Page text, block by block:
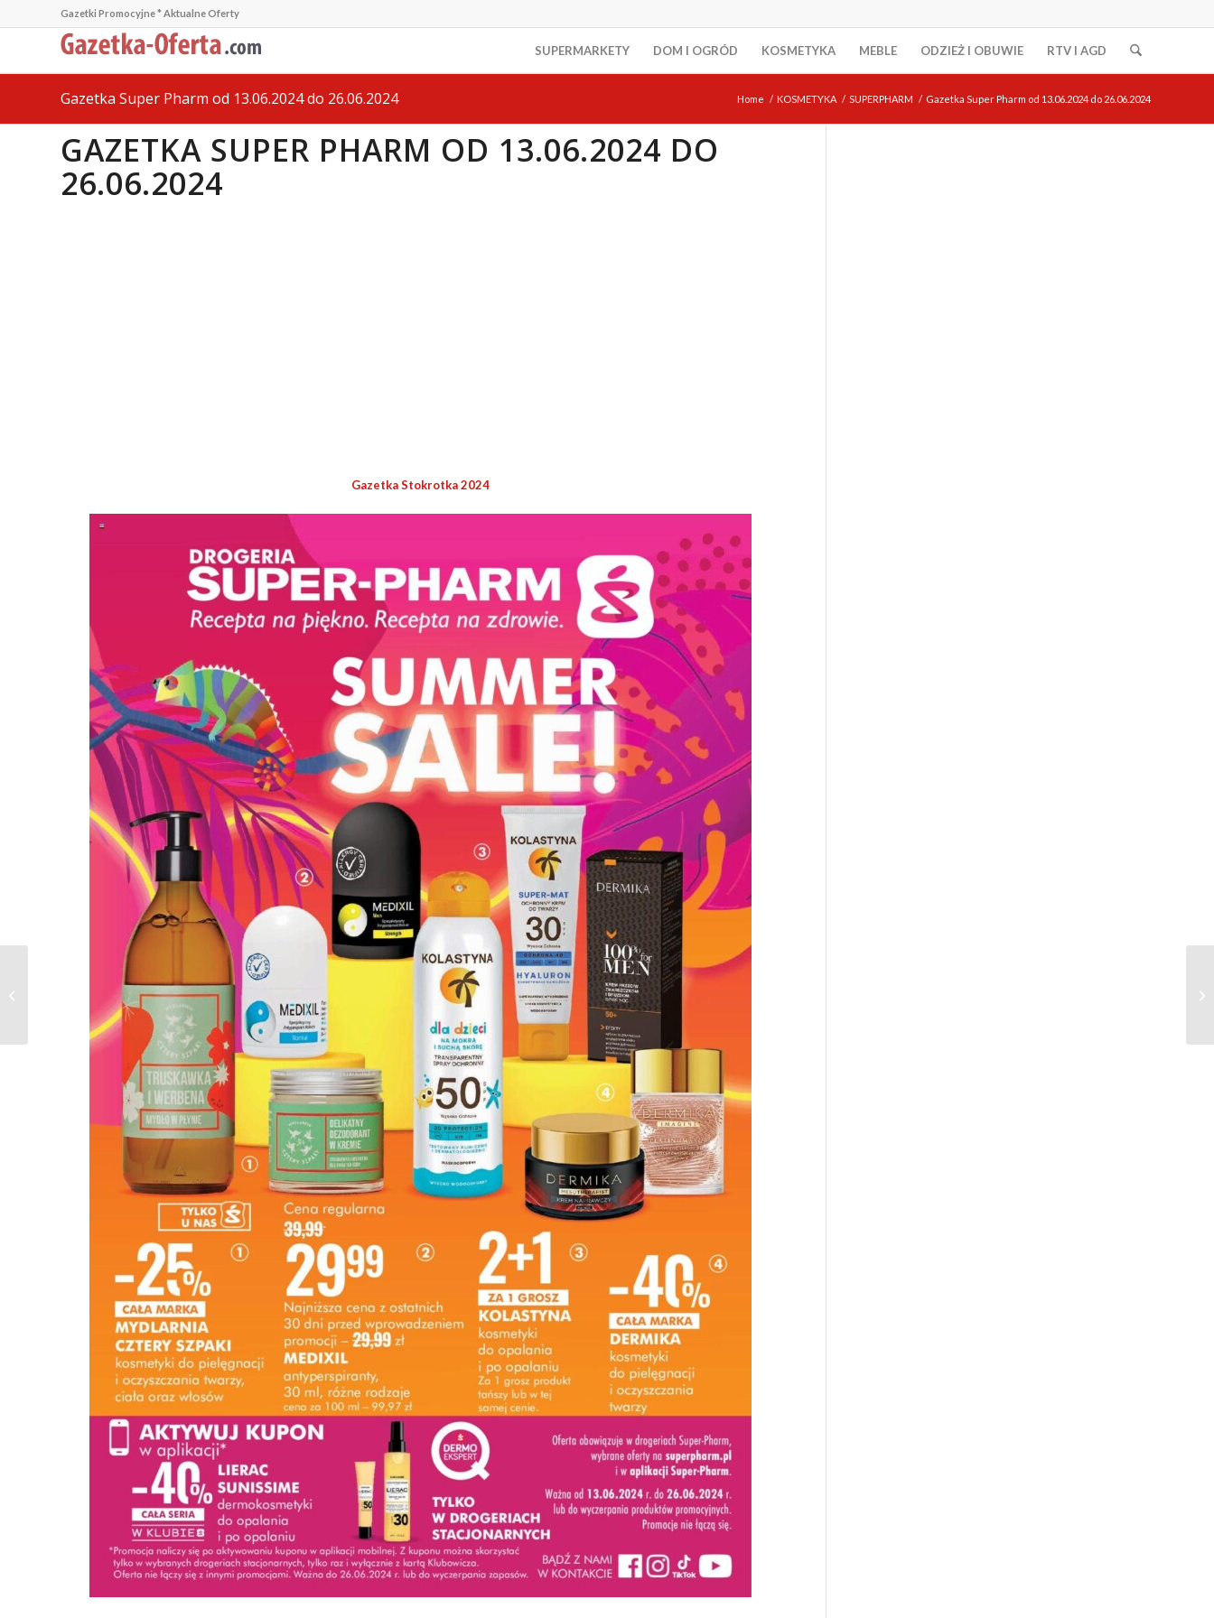
Gazetki Promocyjne * Aktualne Oferty
SUPERMARKETY DOM I OGRÓD KOSMETYKA MEBLE ODZIEŻ I OBUWIE RTV I AGD
Gazetka Super Pharm od 13.06.2024 do 26.06.2024 Home / KOSMETYKA / SUPERPHARM / Gazetka Super Pharm od 13.06.2024 do 26.06.2024
GAZETKA SUPER PHARM OD 13.06.2024 DO
26.06.2024
Gazetka Stokrotka 2024
Gazetka HEBE od